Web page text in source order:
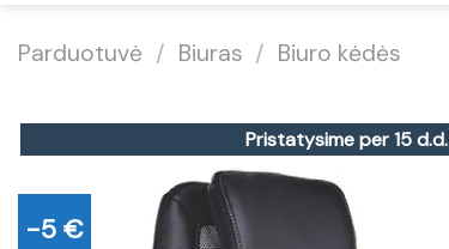
Parduotuvė / Biuras / Biuro kėdės
Pristatysime per 15 d.d.
-5 €